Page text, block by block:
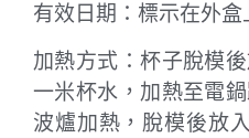
有效日期：標示在外盒
加熱方式：杯子脫模
一米杯水，加熱至電
波爐加熱，脫模後放